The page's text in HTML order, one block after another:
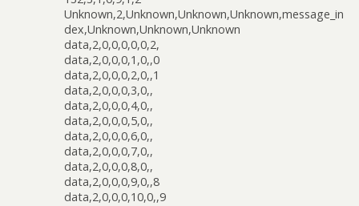
Unknown,2,Unknown,Unknown,Unknown,message_in
dex,Unknown,Unknown,Unknown
data,2,0,0,0,0,0,2,
data,2,0,0,0,1,0,,0
data,2,0,0,0,2,0,,1
data,2,0,0,0,3,0,,
data,2,0,0,0,4,0,,
data,2,0,0,0,5,0,,
data,2,0,0,0,6,0,,
data,2,0,0,0,7,0,,
data,2,0,0,0,8,0,,
data,2,0,0,0,9,0,,8
data,2,0,0,0,10,0,,9